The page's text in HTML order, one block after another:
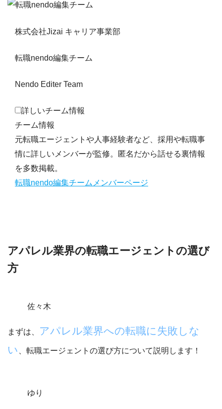
株式会社Jizai キャリア事業部
転職nendo編集チーム
Nendo Editer Team
詳しいチーム情報
チーム情報
元転職エージェントや人事経験者など、採用や転職事
情に詳しいメンバーが監修。匿名だから話せる裏情報
を多数掲載。
転職nendo編集チームメンバーページ
アパレル業界の転職エージェントの選び
方
佐々木
まずは、 アパレル業界への転職に失敗しな
い
、転職エージェントの選び方について説明します！
ゆり